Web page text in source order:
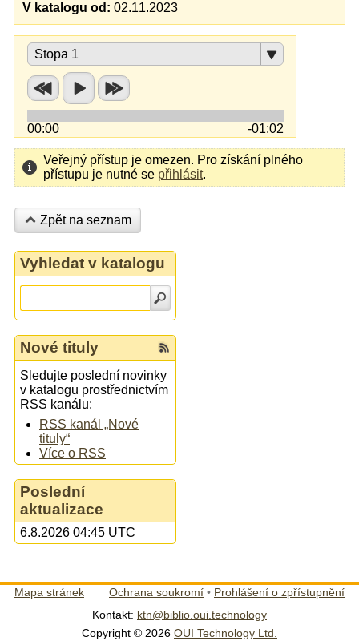
V katalogu od: 02.11.2023
Stopa 1
00:00 -01:02
Veřejný přístup je omezen. Pro získání plného
přístupu je nutné se přihlásit.
Zpět na seznam
Vyhledat v katalogu
Nové tituly
Sledujte poslední novinky
v katalogu prostřednictvím
RSS kanálu:
RSS kanál „Nové
tituly“
Více o RSS
Poslední
aktualizace
6.8.2026 04:45 UTC
Mapa stránek Ochrana soukromí • Prohlášení o zpřístupnění
Kontakt: ktn@biblio.oui.technology
Copyright © 2026 OUI Technology Ltd.